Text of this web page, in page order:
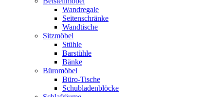
Wandregale
Seitenschränke
Wandtische
Sitzmöbel
Stühle
Barstühle
Bänke
Büromöbel
Büro-Tische
Schubladenblöcke